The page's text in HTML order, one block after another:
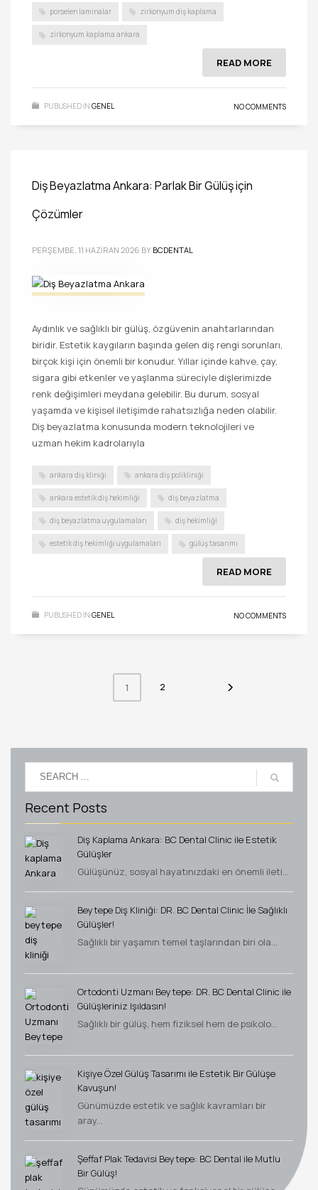
porselen laminalar zirkonyum diş kaplama
zirkonyum kaplama ankara
READ MORE
PUBLISHED IN GENEL NO COMMENTS
Diş Beyazlatma Ankara: Parlak Bir Gülüş için
Çözümler
PERŞEMBE, 11 HAZIRAN 2026 BY BCDENTAL
Aydınlık ve sağlıklı bir gülüş, özgüvenin anahtarlarından
biridir. Estetik kaygıların başında gelen diş rengi sorunları,
birçok kişi için önemli bir konudur. Yıllar içinde kahve, çay,
sigara gibi etkenler ve yaşlanma süreciyle dişlerimizde
renk değişimleri meydana gelebilir. Bu durum, sosyal
yaşamda ve kişisel iletişimde rahatsızlığa neden olabilir.
Diş beyazlatma konusunda modern teknolojileri ve
uzman hekim kadrolarıyla
ankara diş kliniği ankara diş polikliniği
ankara estetik diş hekimliği diş beyazlatma
diş beyazlatma uygulamaları diş hekimliği
estetik diş hekimliği uygulamaları gülüş tasarımı
READ MORE
PUBLISHED IN GENEL NO COMMENTS
1 2
Recent Posts
Diş Kaplama Ankara: BC Dental Clinic ile Estetik
Gülüşler
Gülüşünüz, sosyal hayatınızdaki en önemli ileti...
Beytepe Diş Kliniği: DR. BC Dental Clinic İle Sağlıklı
Gülüşler!
Sağlıklı bir yaşamın temel taşlarından biri ola...
Ortodonti Uzmanı Beytepe: DR. BC Dental Clinic ile
Gülüşleriniz Işıldasın!
Sağlıklı bir gülüş, hem fiziksel hem de psikolo...
Kişiye Özel Gülüş Tasarımı ile Estetik Bir Gülüşe
Kavuşun!
Günümüzde estetik ve sağlık kavramları bir
aray...
Şeffaf Plak Tedavisi Beytepe: BC Dental ile Mutlu
Bir Gülüş!